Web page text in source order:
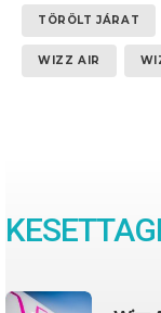
TÖRÖLT JÁRAT
WIZZ AIR